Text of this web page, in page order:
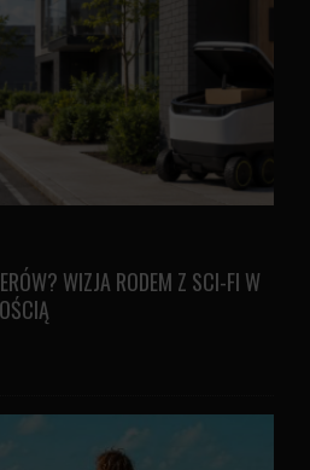
WIZJA RODEM Z SCI-FI W